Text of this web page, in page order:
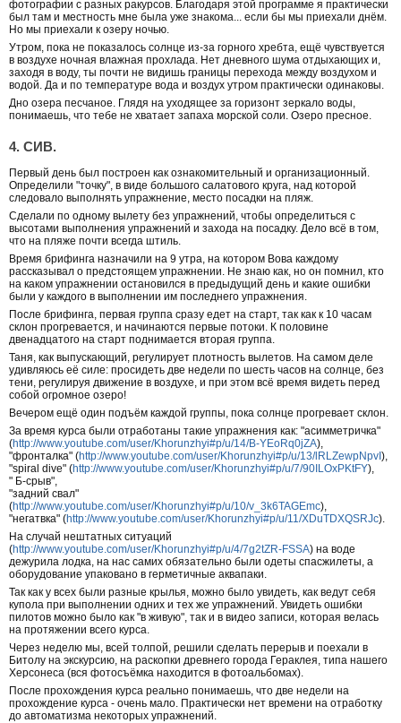
фотографии с разных ракурсов. Благодаря этой программе я практически
был там и местность мне была уже знакома... если бы мы приехали днём.
Но мы приехали к озеру ночью.
Утром, пока не показалось солнце из-за горного хребта, ещё чувствуется
в воздухе ночная влажная прохлада. Нет дневного шума отдыхающих и,
заходя в воду, ты почти не видишь границы перехода между воздухом и
водой. Да и по температуре вода и воздух утром практически одинаковы.
Дно озера песчаное. Глядя на уходящее за горизонт зеркало воды,
понимаешь, что тебе не хватает запаха морской соли. Озеро пресное.
4. СИВ.
Первый день был построен как ознакомительный и организационный.
Определили "точку", в виде большого салатового круга, над которой
следовало выполнять упражнение, место посадки на пляж.
Сделали по одному вылету без упражнений, чтобы определиться с
высотами выполнения упражнений и захода на посадку. Дело всё в том,
что на пляже почти всегда штиль.
Время брифинга назначили на 9 утра, на котором Вова каждому
рассказывал о предстоящем упражнении. Не знаю как, но он помнил, кто
на каком упражнении остановился в предыдущий день и какие ошибки
были у каждого в выполнении им последнего упражнения.
После брифинга, первая группа сразу едет на старт, так как к 10 часам
склон прогревается, и начинаются первые потоки. К половине
двенадцатого на старт поднимается вторая группа.
Таня, как выпускающий, регулирует плотность вылетов. На самом деле
удивляюсь её силе: просидеть две недели по шесть часов на солнце, без
тени, регулируя движение в воздухе, и при этом всё время видеть перед
собой огромное озеро!
Вечером ещё один подъём каждой группы, пока солнце прогревает склон.
За время курса были отработаны такие упражнения как: "асимметричка"
(http://www.youtube.com/user/Khorunzhyi#p/u/14/B-YEoRq0jZA),
"фронталка" (http://www.youtube.com/user/Khorunzhyi#p/u/13/lRLZewpNpvI),
"spiral dive" (http://www.youtube.com/user/Khorunzhyi#p/u/7/90ILOxPKtFY),
" Б-срыв",
"задний свал"
(http://www.youtube.com/user/Khorunzhyi#p/u/10/v_3k6TAGEmc),
"негатвка" (http://www.youtube.com/user/Khorunzhyi#p/u/11/XDuTDXQSRJc).
На случай нештатных ситуаций
(http://www.youtube.com/user/Khorunzhyi#p/u/4/7g2tZR-FSSA) на воде
дежурила лодка, на нас самих обязательно были одеты спасжилеты, а
оборудование упаковано в герметичные аквапаки.
Так как у всех были разные крылья, можно было увидеть, как ведут себя
купола при выполнении одних и тех же упражнений. Увидеть ошибки
пилотов можно было как "в живую", так и в видео записи, которая велась
на протяжении всего курса.
Через неделю мы, всей толпой, решили сделать перерыв и поехали в
Битолу на экскурсию, на раскопки древнего города Гераклея, типа нашего
Херсонеса (вся фотосъёмка находится в фотоальбомах).
После прохождения курса реально понимаешь, что две недели на
прохождение курса - очень мало. Практически нет времени на отработку
до автоматизма некоторых упражнений.